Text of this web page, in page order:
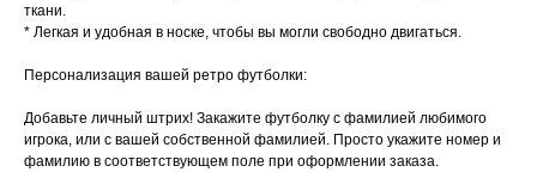
ткани.
* Легкая и удобная в носке, чтобы вы могли свободно двигаться.
Персонализация вашей ретро футболки:
Добавьте личный штрих! Закажите футболку с фамилией любимого
игрока, или с вашей собственной фамилией. Просто укажите номер и
фамилию в соответствующем поле при оформлении заказа.